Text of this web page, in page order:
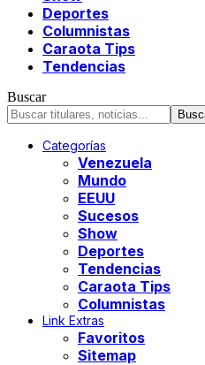
Deportes
Columnistas
Caraota Tips
Tendencias
Buscar
Categorías
Venezuela
Mundo
EEUU
Sucesos
Show
Deportes
Tendencias
Caraota Tips
Columnistas
Link Extras
Favoritos
Sitemap